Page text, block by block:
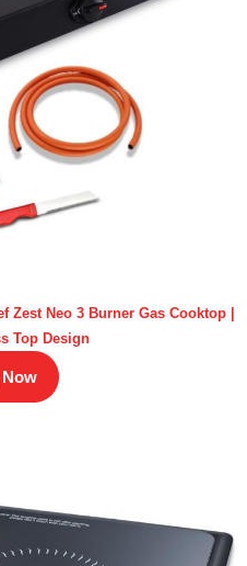
Neo 3 Burner Gas Cooktop |
Top Design